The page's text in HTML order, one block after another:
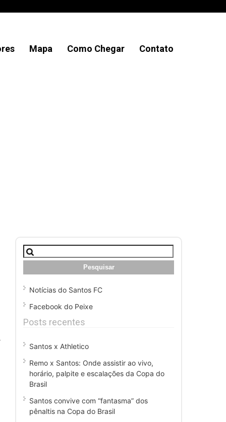
Mapa Como Chegar Contato
Pesquisar
por:
Notícias do Santos FC
Facebook do Peixe
Posts recentes
Santos x Athletico
Remo x Santos: Onde assistir ao vivo,
horário, palpite e escalações da Copa do
Brasil
Santos convive com “fantasma” dos
pênaltis na Copa do Brasil